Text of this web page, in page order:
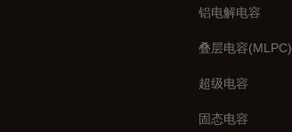
铝电解电容
叠层电容(MLPC)
超级电容
固态电容